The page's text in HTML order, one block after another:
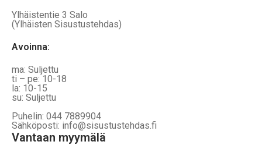
Ylhäistentie 3 Salo
(Ylhäisten Sisustustehdas)
Avoinna:
ma: Suljettu
ti – pe: 10-18
la: 10-15
su: Suljettu
Puhelin: 044 7889904
Sähköposti: info@sisustustehdas.fi
Vantaan myymälä